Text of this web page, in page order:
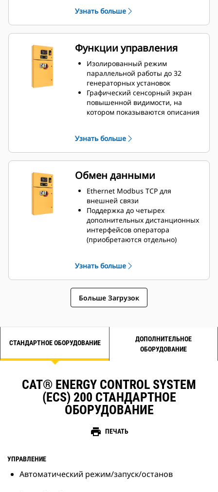
функцией навигации с
прокруткой
Доступны варианта монтажа на
удаленного размещения
Узнать больше
Функции управления
Изолированный режим
параллельной работы до 32
генераторных установок
Графический сенсорный экран
повышенной видимости, на
котором показываются описания
генератора
Интуитивно понятная навигация
для настройки и отображения
мощности, защиты, параметров
двигателя и генератора
Возможность блокировки для
обеспечения целостности
платформы с тремя
программируемыми уровнями
безопасности
Многоязычная поддержка
Узнать больше
Обмен данными
Ethernet Modbus TCP для
внешней связи
Поддержка до четырех
дополнительных дистанционных
интерфейсов оператора
(приобретаются отдельно)
Канал данных APCDL для
параллельной работы
генераторов
Канал данных для нескольких
генераторов (MGDL)
Узнать больше
Больше Загрузок
СТАНДАРТНОЕ ОБОРУДОВАНИЕ
ДОПОЛНИТЕЛЬНОЕ
ОБОРУДОВАНИЕ
CAT® ENERGY CONTROL SYSTEM
(ECS) 200 СТАНДАРТНОЕ
ОБОРУДОВАНИЕ
print ПЕЧАТЬ
УПРАВЛЕНИЕ
Автоматический режим/запуск/останов